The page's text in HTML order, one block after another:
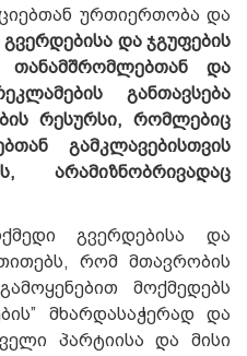
ურთიერთობა და
და ჯგუფების
თანამშრომლებთან და
განთავსება
რესურსი, რომლებიც
გამკლავებისთვის
არამიზნობრივადაც
გვერდებისა და
რომ მთავრობის
მოქმედებს
მხარდასაჭერად და
პარტიისა და მისი